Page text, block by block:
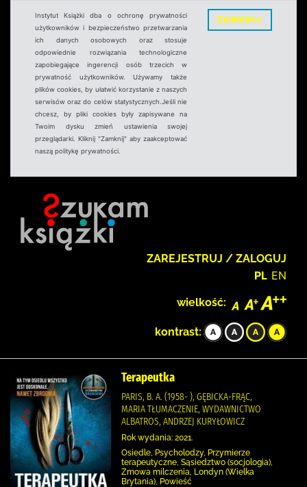
Instytut Książki dba o ochronę prywatności
użytkowników i bezpieczeństwo przetwarzania
ich danych osobowych oraz stosuje
odpowiednie rozwiązania technologiczne
zapobiegające ingerencji osób trzecich w
prywatność użytkowników. Używamy także
plików cookies, by ułatwić korzystanie z naszych
serwisów oraz do celów statystycznych.Jeśli nie
chcesz, by pliki cookies były zapisywane na
Twoim dysku zmień ustawienia swojej
przeglądarki. Kliknij "Zamknij" aby zaakceptować
naszą politykę prywatności.
ZAMKNIJ
ZAREJESTRUJ / ZALOGUJ
PL EN
wielkość:
kontrast:
Terapeutka
PARIS, B. A. (1958- ), GĘBICKA-FRĄC,
MARIA TŁUMACZENIE, WYDAWNICTWO
ALBATROS, ANDRZEJ KURYŁOWICZ
Rok wydania: 2021.
Osiedle, Psycholodzy, Przymierze
terapeutyczne, Sąsiedztwo (socjologia),
Zmowa milczenia, Londyn (Wielka
Brytania), Powieść